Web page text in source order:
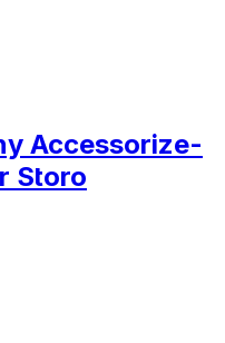
Accessorize-
Storo